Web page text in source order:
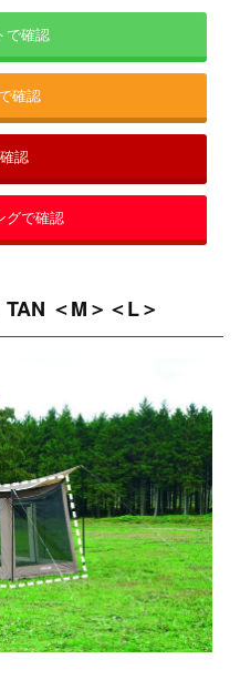
で確認
確認
認
グで確認
＜M＞＜L＞